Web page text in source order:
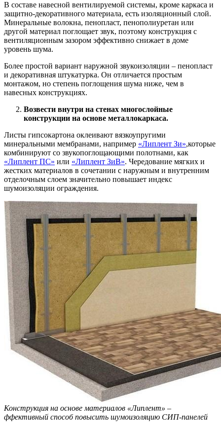
В составе навесной вентилируемой системы, кроме каркаса и
защитно-декоративного материала, есть изоляционный слой.
Минеральные волокна, пенопласт, пенополиуретан или
другой материал поглощает звук, поэтому конструкция с
вентиляционным зазором эффективно снижает в доме
уровень шума.
Более простой вариант наружной звукоизоляции – пенопласт
и декоративная штукатурка. Он отличается простым
монтажом, но степень поглощения шума ниже, чем в
навесных конструкциях.
Возвести внутри на стенах многослойные
конструкции на основе металлокаркаса.
Листы гипсокартона оклеивают вязкоупругими
минеральными мембранами, например «Липлент Зи»,которые
комбинируют со звукопоглощающими полотнами, как
«Липлент ПС» или «Липлент ЗиВ». Чередование мягких и
жестких материалов в сочетании с наружным и внутренним
отделочным слоем значительно повышает индекс
шумоизоляции ограждения.
Конструкция на основе материалов «Липлент» –
ффективный способ повысить шумоизоляцию СИП-панелей